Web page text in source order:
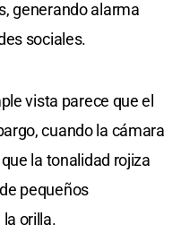
generando alarma
sociales.
vista parece que el
cuando la cámara
la tonalidad rojiza
pequeños
orilla.